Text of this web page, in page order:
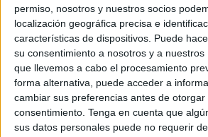
permiso, nosotros y nuestros socios
localización geográfica precisa e
características de dispositivos. Puede
su consentimiento a nosotros y a nuestros
que llevemos a cabo el procesamiento
forma alternativa, puede acceder a
cambiar sus preferencias antes de otorgar
consentimiento. Tenga en cuenta que
sus datos personales puede no requerir
Vellas comenzó a trabajar en
publicitaria como director de arte
Ogilvy&Mather. Trabajó como
comenzó a dirigir películas de
de 3 años, decidió adentrarse en
dirección de ficción y dirigió la
apertura de los VMB (Video
MTV. Después de esta